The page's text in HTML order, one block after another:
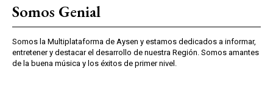
Somos Genial
Somos la Multiplataforma de Aysen y estamos dedicados a informar,
entretener y destacar el desarrollo de nuestra Región. Somos amantes
de la buena música y los éxitos de primer nivel.